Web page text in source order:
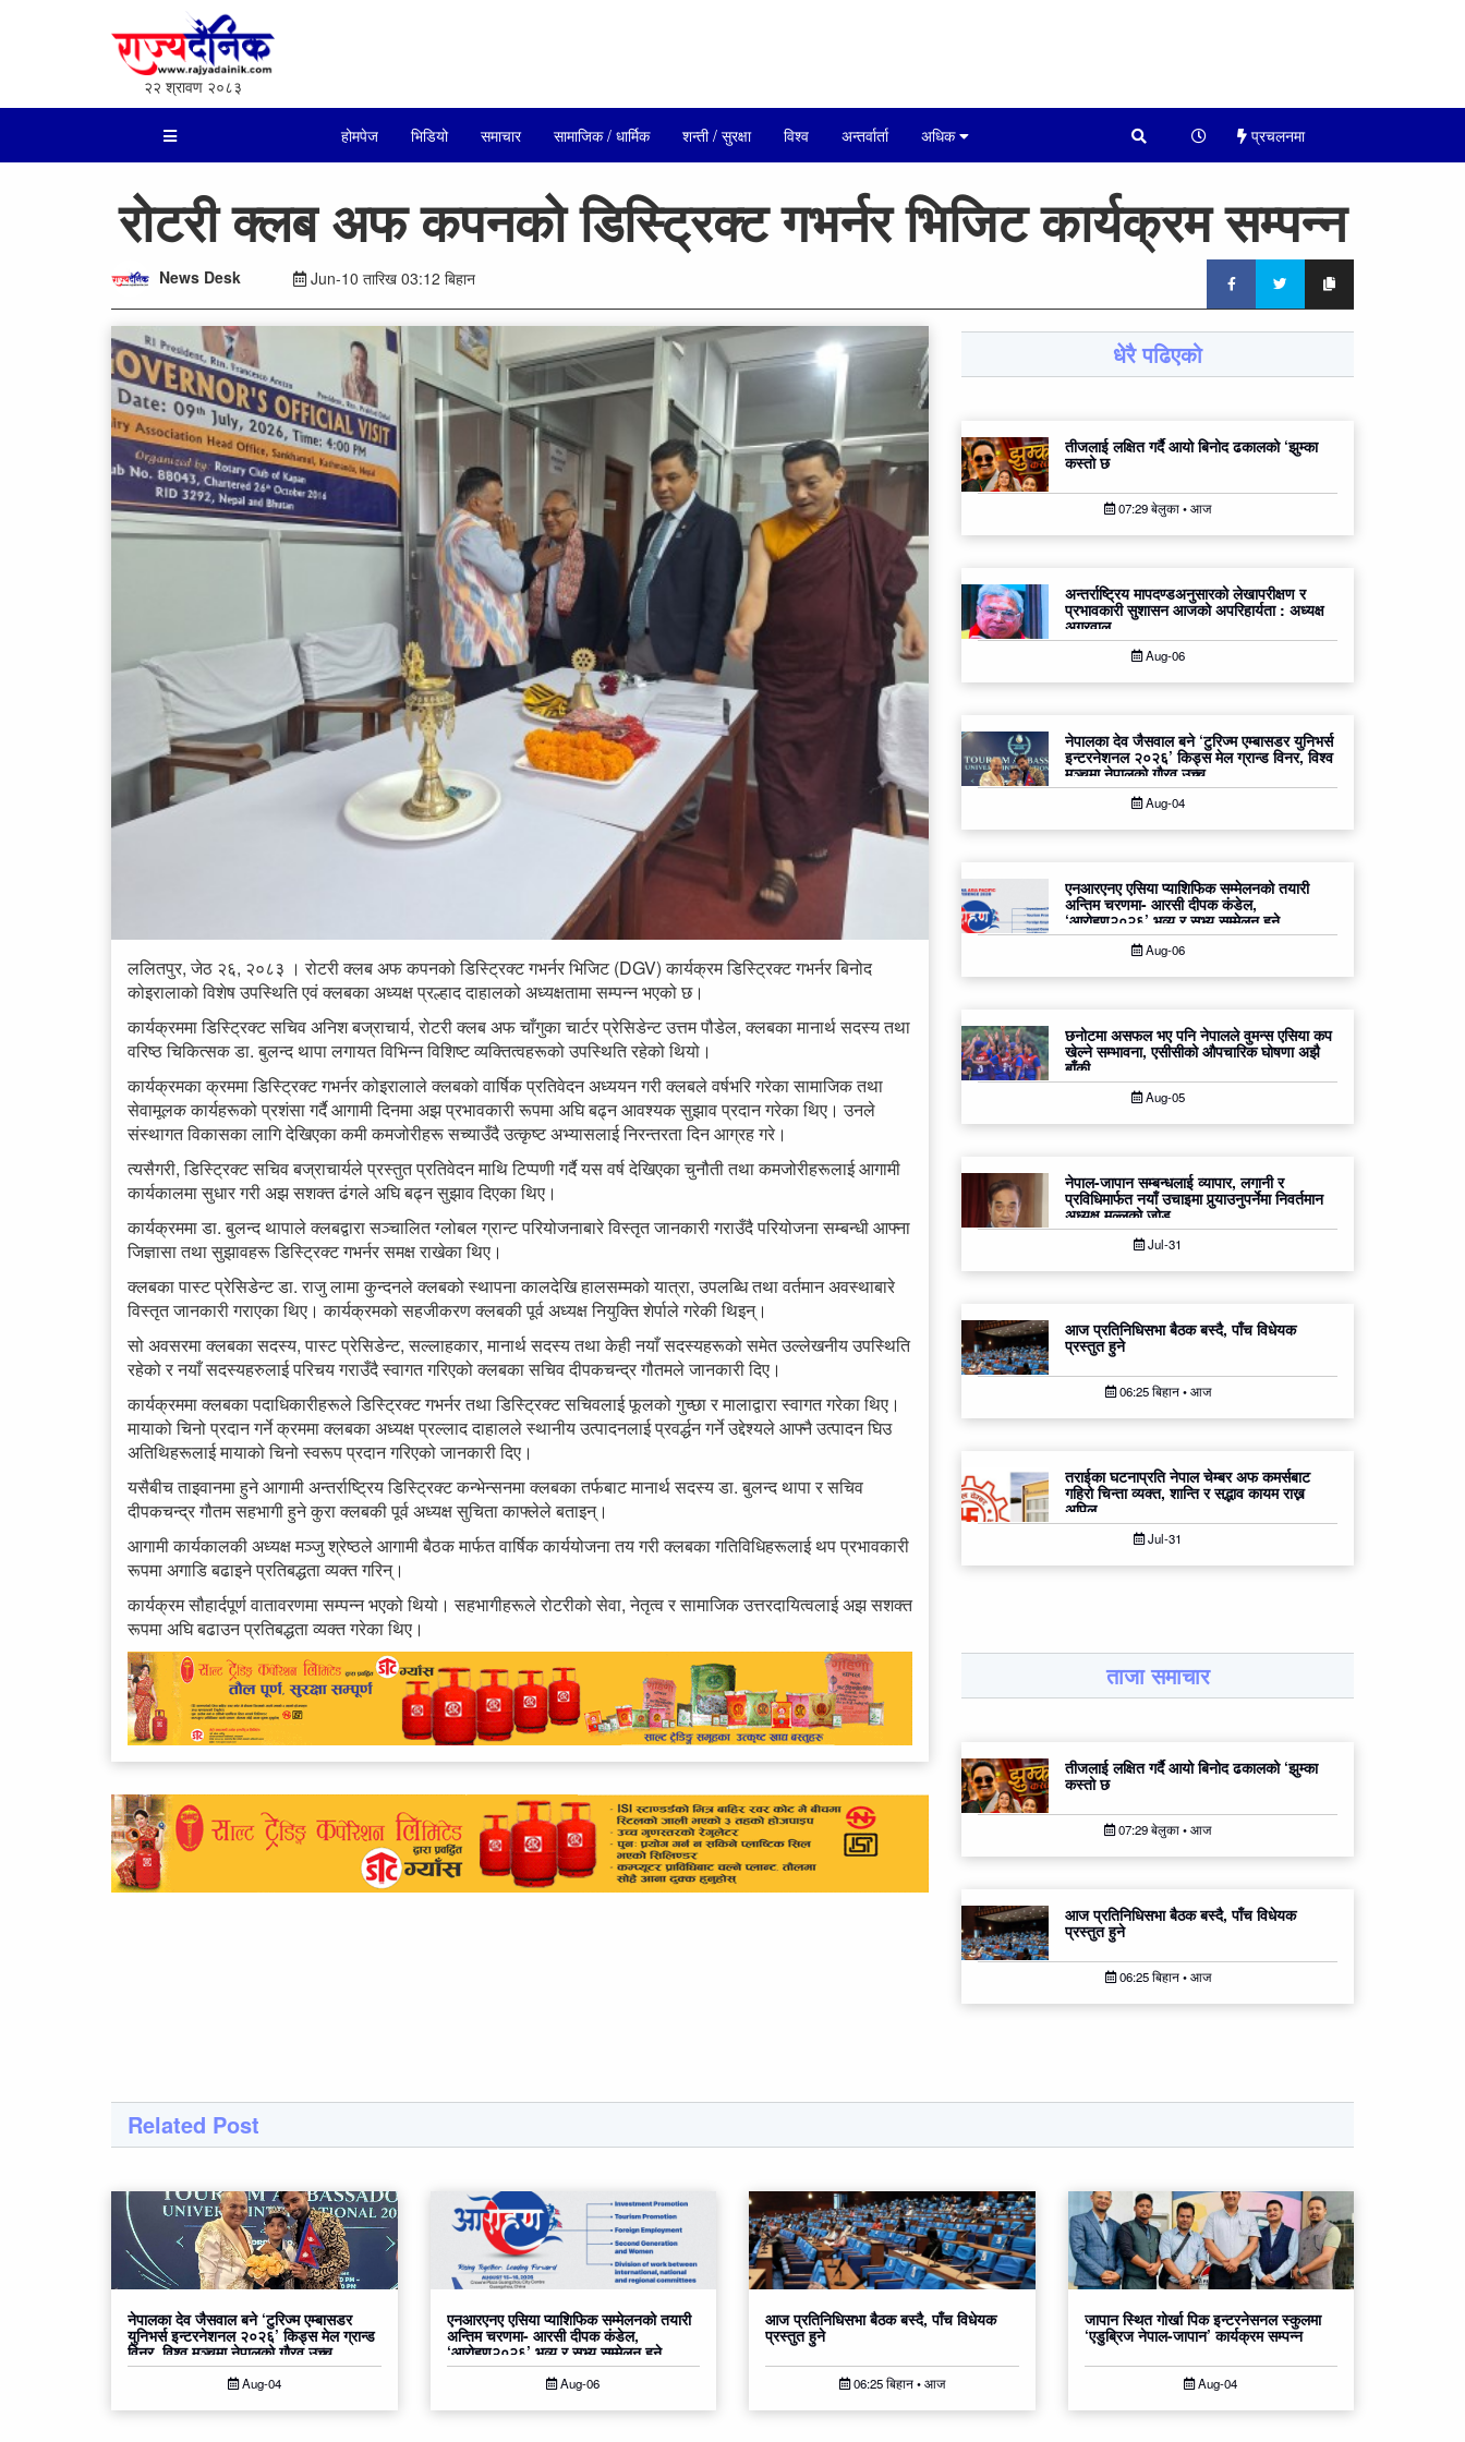
२२ श्रावण २०८३
होमपेज भिडियो समाचार सामाजिक / धार्मिक शन्ती / सुरक्षा विश्व अन्तर्वार्ता अधिक प्रचलनमा
रोटरी क्लब अफ कपनको डिस्ट्रिक्ट गभर्नर भिजिट कार्यक्रम सम्पन्न
News Desk Jun-10 तारिख 03:12 बिहान
ललितपुर, जेठ २६, २०८३ । रोटरी क्लब अफ कपनको डिस्ट्रिक्ट गभर्नर भिजिट (DGV) कार्यक्रम डिस्ट्रिक्ट गभर्नर बिनोद
कोइरालाको विशेष उपस्थिति एवं क्लबका अध्यक्ष प्रल्हाद दाहालको अध्यक्षतामा सम्पन्न भएको छ।
कार्यक्रममा डिस्ट्रिक्ट सचिव अनिश बज्राचार्य, रोटरी क्लब अफ चाँगुका चार्टर प्रेसिडेन्ट उत्तम पौडेल, क्लबका मानार्थ सदस्य तथा
वरिष्ठ चिकित्सक डा. बुलन्द थापा लगायत विभिन्न विशिष्ट व्यक्तित्वहरूको उपस्थिति रहेको थियो।
कार्यक्रमका क्रममा डिस्ट्रिक्ट गभर्नर कोइरालाले क्लबको वार्षिक प्रतिवेदन अध्ययन गरी क्लबले वर्षभरि गरेका सामाजिक तथा
सेवामूलक कार्यहरूको प्रशंसा गर्दै आगामी दिनमा अझ प्रभावकारी रूपमा अघि बढ्न आवश्यक सुझाव प्रदान गरेका थिए। उनले
संस्थागत विकासका लागि देखिएका कमी कमजोरीहरू सच्याउँदै उत्कृष्ट अभ्यासलाई निरन्तरता दिन आग्रह गरे।
त्यसैगरी, डिस्ट्रिक्ट सचिव बज्राचार्यले प्रस्तुत प्रतिवेदन माथि टिप्पणी गर्दै यस वर्ष देखिएका चुनौती तथा कमजोरीहरूलाई आगामी
कार्यकालमा सुधार गरी अझ सशक्त ढंगले अघि बढ्न सुझाव दिएका थिए।
कार्यक्रममा डा. बुलन्द थापाले क्लबद्वारा सञ्चालित ग्लोबल ग्रान्ट परियोजनाबारे विस्तृत जानकारी गराउँदै परियोजना सम्बन्धी आफ्ना
जिज्ञासा तथा सुझावहरू डिस्ट्रिक्ट गभर्नर समक्ष राखेका थिए।
क्लबका पास्ट प्रेसिडेन्ट डा. राजु लामा कुन्दनले क्लबको स्थापना कालदेखि हालसम्मको यात्रा, उपलब्धि तथा वर्तमान अवस्थाबारे
विस्तृत जानकारी गराएका थिए। कार्यक्रमको सहजीकरण क्लबकी पूर्व अध्यक्ष नियुक्ति शेर्पाले गरेकी थिइन्।
सो अवसरमा क्लबका सदस्य, पास्ट प्रेसिडेन्ट, सल्लाहकार, मानार्थ सदस्य तथा केही नयाँ सदस्यहरूको समेत उल्लेखनीय उपस्थिति
रहेको र नयाँ सदस्यहरुलाई परिचय गराउँदै स्वागत गरिएको क्लबका सचिव दीपकचन्द्र गौतमले जानकारी दिए।
कार्यक्रममा क्लबका पदाधिकारीहरूले डिस्ट्रिक्ट गभर्नर तथा डिस्ट्रिक्ट सचिवलाई फूलको गुच्छा र मालाद्वारा स्वागत गरेका थिए।
मायाको चिनो प्रदान गर्ने क्रममा क्लबका अध्यक्ष प्रल्लाद दाहालले स्थानीय उत्पादनलाई प्रवर्द्धन गर्ने उद्देश्यले आफ्नै उत्पादन घिउ
अतिथिहरूलाई मायाको चिनो स्वरूप प्रदान गरिएको जानकारी दिए।
यसैबीच ताइवानमा हुने आगामी अन्तर्राष्ट्रिय डिस्ट्रिक्ट कन्भेन्सनमा क्लबका तर्फबाट मानार्थ सदस्य डा. बुलन्द थापा र सचिव
दीपकचन्द्र गौतम सहभागी हुने कुरा क्लबकी पूर्व अध्यक्ष सुचिता काफ्लेले बताइन्।
आगामी कार्यकालकी अध्यक्ष मञ्जु श्रेष्ठले आगामी बैठक मार्फत वार्षिक कार्ययोजना तय गरी क्लबका गतिविधिहरूलाई थप प्रभावकारी
रूपमा अगाडि बढाइने प्रतिबद्धता व्यक्त गरिन्।
कार्यक्रम सौहार्दपूर्ण वातावरणमा सम्पन्न भएको थियो। सहभागीहरूले रोटरीको सेवा, नेतृत्व र सामाजिक उत्तरदायित्वलाई अझ सशक्त
रूपमा अघि बढाउन प्रतिबद्धता व्यक्त गरेका थिए।
धेरै पढिएको
तीजलाई लक्षित गर्दै आयो बिनोद ढकालको ‘झुम्का
कस्तो छ
07:29 बेलुका • आज
अन्तर्राष्ट्रिय मापदण्डअनुसारको लेखापरीक्षण र
प्रभावकारी सुशासन आजको अपरिहार्यता : अध्यक्ष
अग्रवाल
Aug-06
नेपालका देव जैसवाल बने ‘टुरिज्म एम्बासडर युनिभर्स
इन्टरनेशनल २०२६’ किड्स मेल ग्रान्ड विनर, विश्व
मञ्चमा नेपालको गौरव उच्च
Aug-04
एनआरएनए एसिया प्याशिफिक सम्मेलनको तयारी
अन्तिम चरणमा- आरसी दीपक कंडेल,
‘आरोहण२०२६’ भव्य र सभ्य सम्मेलन हुने
Aug-06
छनोटमा असफल भए पनि नेपालले वुमन्स एसिया कप
खेल्ने सम्भावना, एसीसीको औपचारिक घोषणा अझै
बाँकी
Aug-05
नेपाल-जापान सम्बन्धलाई व्यापार, लगानी र
प्रविधिमार्फत नयाँ उचाइमा पुर्‍याउनुपर्नेमा निवर्तमान
अध्यक्ष मल्लको जोड
Jul-31
आज प्रतिनिधिसभा बैठक बस्दै, पाँच विधेयक
प्रस्तुत हुने
06:25 बिहान • आज
तराईका घटनाप्रति नेपाल चेम्बर अफ कमर्सबाट
गहिरो चिन्ता व्यक्त, शान्ति र सद्भाव कायम राख्न
अपिल
Jul-31
ताजा समाचार
तीजलाई लक्षित गर्दै आयो बिनोद ढकालको ‘झुम्का
कस्तो छ
07:29 बेलुका • आज
आज प्रतिनिधिसभा बैठक बस्दै, पाँच विधेयक
प्रस्तुत हुने
06:25 बिहान • आज
Related Post
नेपालका देव जैसवाल बने ‘टुरिज्म एम्बासडर
युनिभर्स इन्टरनेशनल २०२६’ किड्स मेल ग्रान्ड
विनर, विश्व मञ्चमा नेपालको गौरव उच्च
Aug-04
एनआरएनए एसिया प्याशिफिक सम्मेलनको तयारी
अन्तिम चरणमा- आरसी दीपक कंडेल,
‘आरोहण२०२६’ भव्य र सभ्य सम्मेलन हुने
Aug-06
आज प्रतिनिधिसभा बैठक बस्दै, पाँच विधेयक
प्रस्तुत हुने
06:25 बिहान • आज
जापान स्थित गोर्खा पिक इन्टरनेसनल स्कुलमा
‘एडुब्रिज नेपाल-जापान’ कार्यक्रम सम्पन्न
Aug-04